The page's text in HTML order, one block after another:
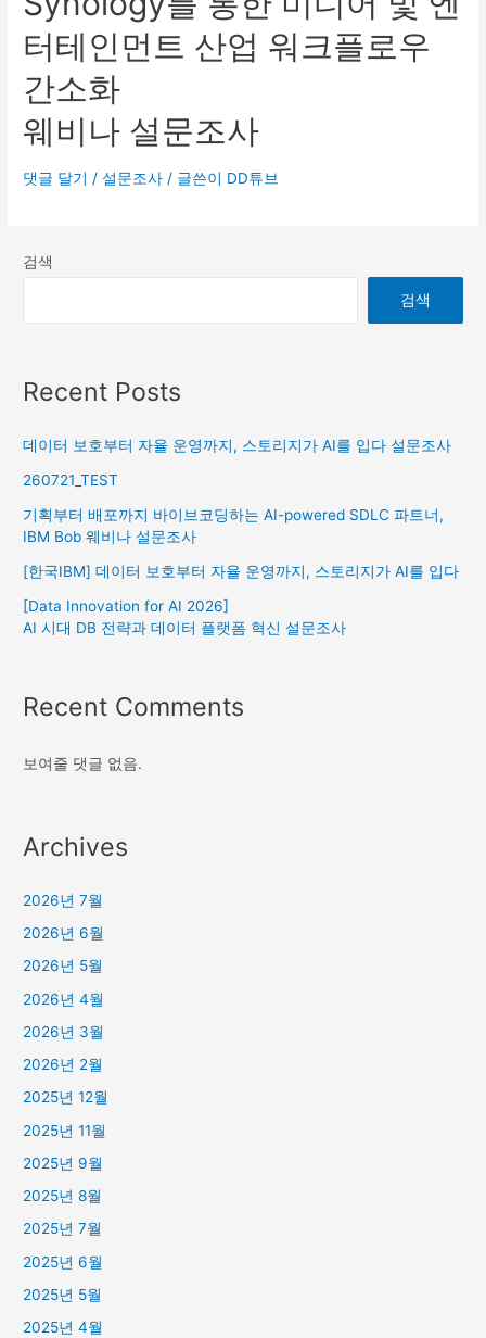
터테인먼트 산업 워크플로우
간소화
웨비나 설문조사
댓글 달기 /설문조사 / 글쓴이 DD튜브
검색
검색
Recent Posts
데이터 보호부터 자율 운영까지, 스토리지가 AI를 입다 설문조사
260721_TEST
기획부터 배포까지 바이브코딩하는 AI-powered SDLC 파트너,
IBM Bob 웨비나 설문조사
[한국IBM] 데이터 보호부터 자율 운영까지, 스토리지가 AI를 입다
[Data Innovation for AI 2026]
AI 시대 DB 전략과 데이터 플랫폼 혁신 설문조사
Recent Comments
보여줄 댓글 없음.
Archives
2026년 7월
2026년 6월
2026년 5월
2026년 4월
2026년 3월
2026년 2월
2025년 12월
2025년 11월
2025년 9월
2025년 8월
2025년 7월
2025년 6월
2025년 5월
2025년 4월